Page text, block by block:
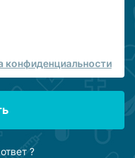
конфиденциальности
?